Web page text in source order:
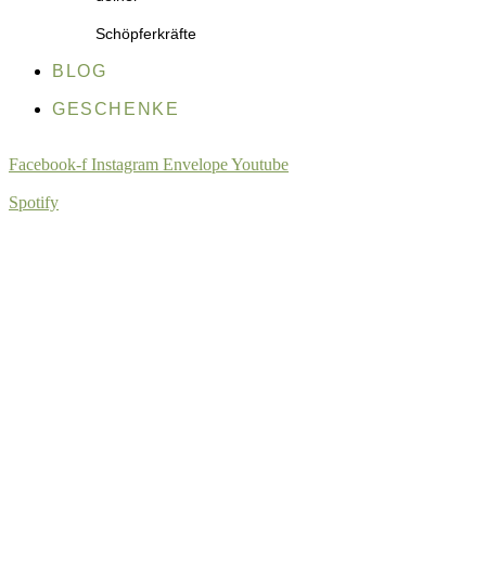
Schöpferkräfte
BLOG
GESCHENKE
Facebook-f Instagram EnvelopeYoutube
Spotify